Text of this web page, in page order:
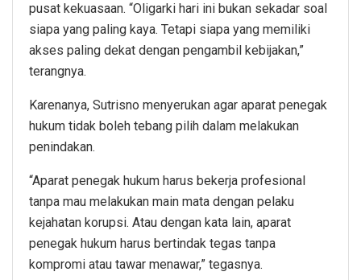
pusat kekuasaan. “Oligarki hari ini bukan sekadar soal
siapa yang paling kaya. Tetapi siapa yang memiliki
akses paling dekat dengan pengambil kebijakan,”
terangnya.
Karenanya, Sutrisno menyerukan agar aparat penegak
hukum tidak boleh tebang pilih dalam melakukan
penindakan.
“Aparat penegak hukum harus bekerja profesional
tanpa mau melakukan main mata dengan pelaku
kejahatan korupsi. Atau dengan kata lain, aparat
penegak hukum harus bertindak tegas tanpa
kompromi atau tawar menawar,” tegasnya.